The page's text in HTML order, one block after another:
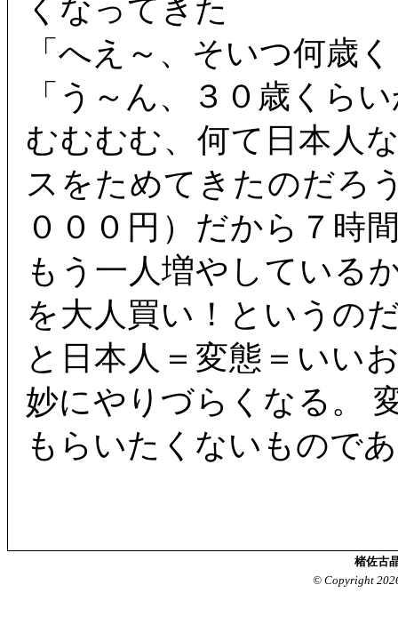
くなってきた
「へえ～、そいつ何歳
「う～ん、３０歳くら
むむむむ、何て日本人
スをためてきたのだろ
０００円）だから７時
もう一人増やしている
を大人買い！というの
と日本人＝変態＝いい
妙にやりづらくなる。
もらいたくないもので
楮佐古
© Copyright